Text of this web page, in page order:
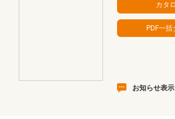
お知らせ表示